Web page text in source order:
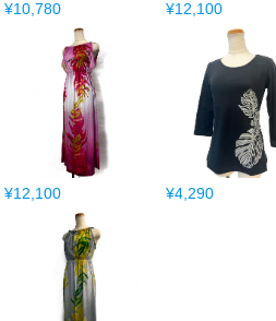
¥10,780 ¥12,100
¥12,100 ¥4,290